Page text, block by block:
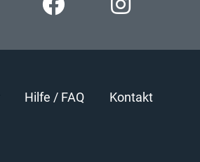
Hilfe / FAQ Kontakt